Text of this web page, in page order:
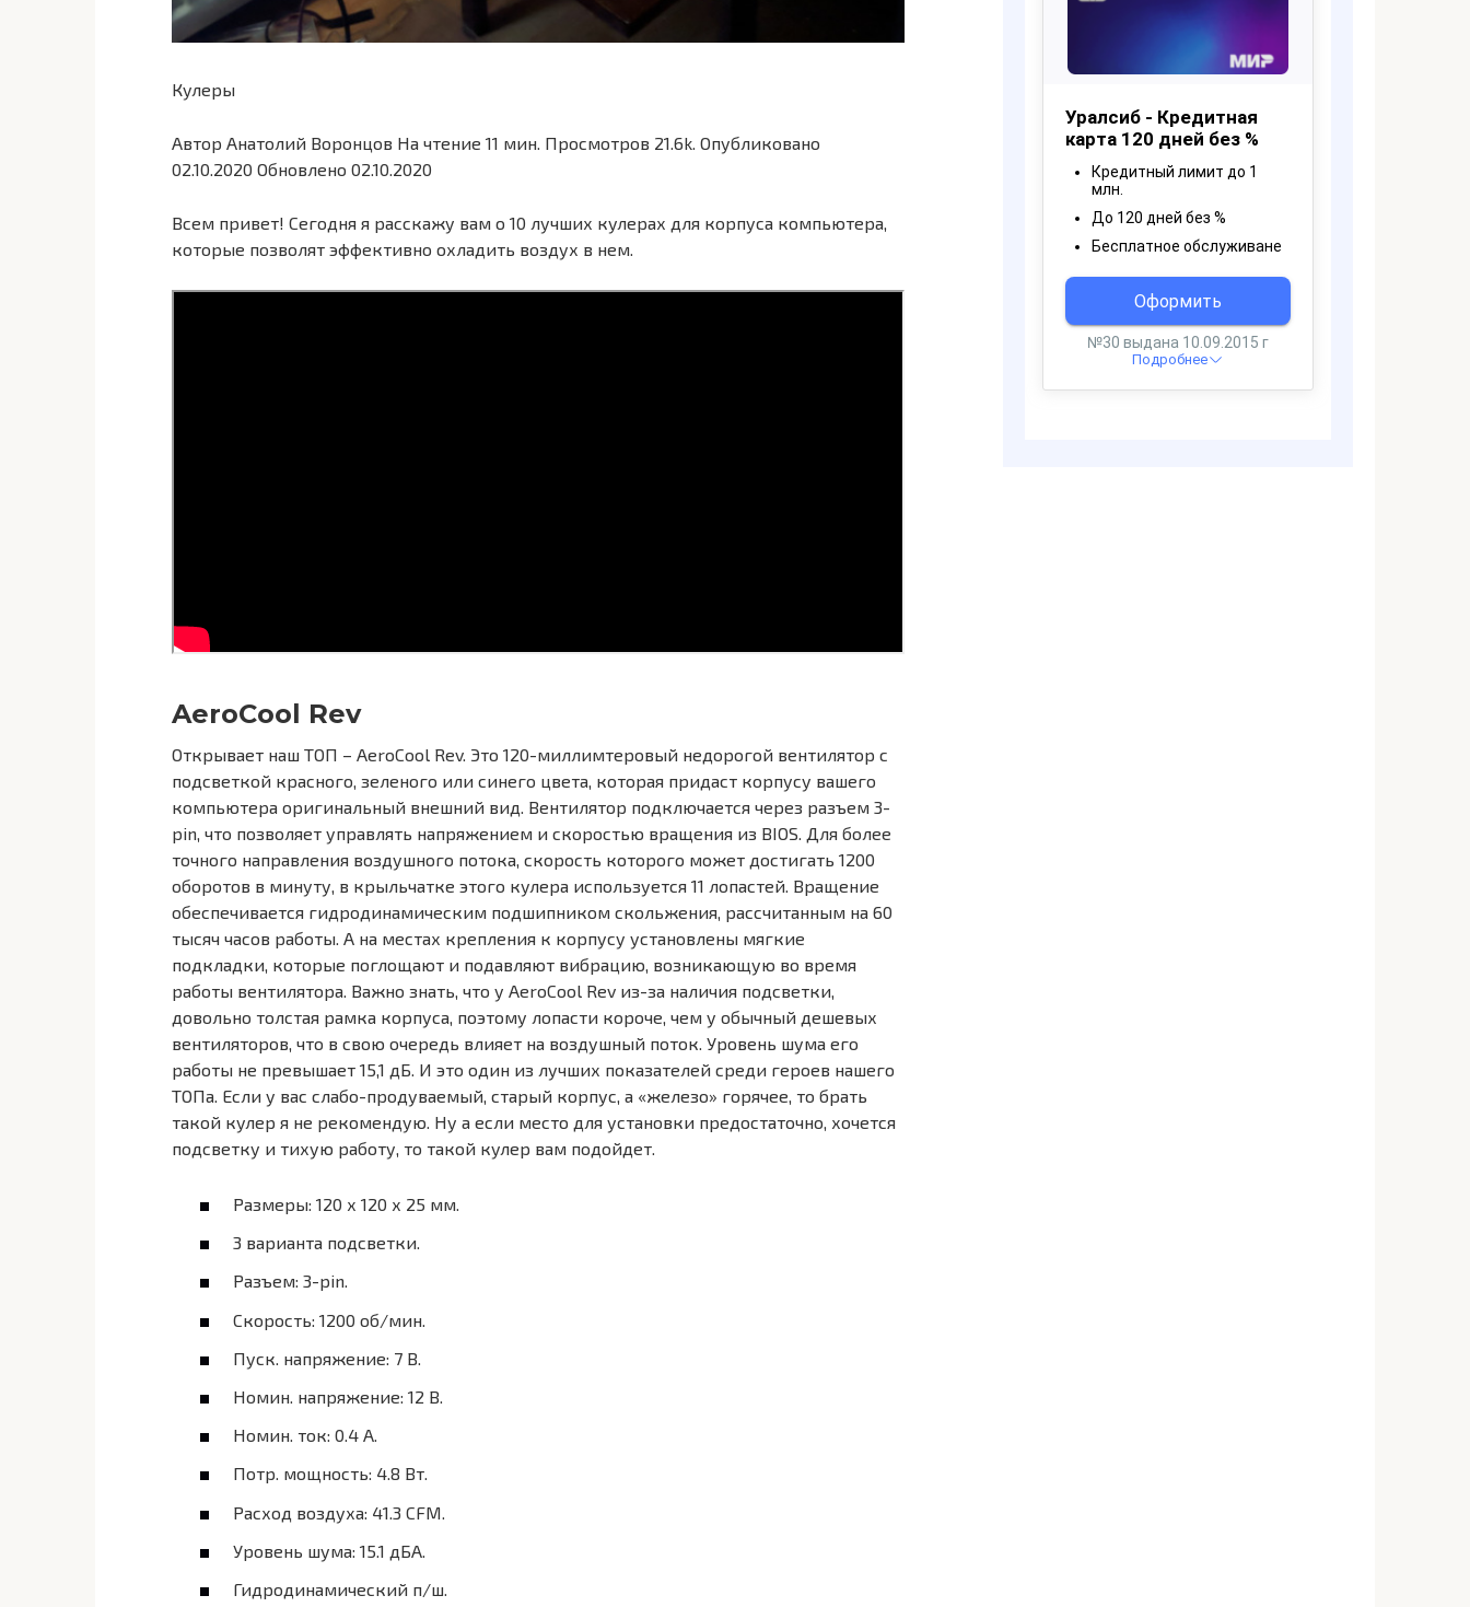
Кулеры
Автор Анатолий Воронцов На чтение 11 мин. Просмотров 21.6k. Опубликовано
02.10.2020 Обновлено 02.10.2020
Всем привет! Сегодня я расскажу вам о 10 лучших кулерах для корпуса компьютера,
которые позволят эффективно охладить воздух в нем.
AeroCool Rev
Открывает наш ТОП – AeroCool Rev. Это 120-миллимтеровый недорогой вентилятор с
подсветкой красного, зеленого или синего цвета, которая придаст корпусу вашего
компьютера оригинальный внешний вид. Вентилятор подключается через разъем 3-
pin, что позволяет управлять напряжением и скоростью вращения из BIOS. Для более
точного направления воздушного потока, скорость которого может достигать 1200
оборотов в минуту, в крыльчатке этого кулера используется 11 лопастей. Вращение
обеспечивается гидродинамическим подшипником скольжения, рассчитанным на 60
тысяч часов работы. А на местах крепления к корпусу установлены мягкие
подкладки, которые поглощают и подавляют вибрацию, возникающую во время
работы вентилятора. Важно знать, что у AeroCool Rev из-за наличия подсветки,
довольно толстая рамка корпуса, поэтому лопасти короче, чем у обычный дешевых
вентиляторов, что в свою очередь влияет на воздушный поток. Уровень шума его
работы не превышает 15,1 дБ. И это один из лучших показателей среди героев нашего
ТОПа. Если у вас слабо-продуваемый, старый корпус, а «железо» горячее, то брать
такой кулер я не рекомендую. Ну а если место для установки предостаточно, хочется
подсветку и тихую работу, то такой кулер вам подойдет.
Размеры: 120 х 120 х 25 мм.
3 варианта подсветки.
Разъем: 3-pin.
Скорость: 1200 об/мин.
Пуск. напряжение: 7 В.
Номин. напряжение: 12 В.
Номин. ток: 0.4 А.
Потр. мощность: 4.8 Вт.
Расход воздуха: 41.3 CFM.
Уровень шума: 15.1 дБА.
Гидродинамический п/ш.